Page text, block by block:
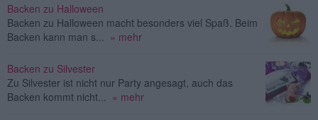
Backen zu Halloween
Backen zu Halloween macht besonders viel Spaß. Beim
Backen kann man s...
» mehr
Backen zu Silvester
Zu Silvester ist nicht nur Party angesagt, auch das
Backen kommt nicht...
» mehr